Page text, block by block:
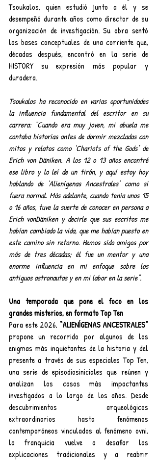
Tsoukalos, quien estudió junto a él y se
desempeñó durante años como director de su
organización de investigación. Su obra sentó
las bases conceptuales de una corriente que,
décadas después, encontró en la serie de
HISTORY su expresión más popular y
duradera.
Tsoukalos ha reconocido en varias oportunidades
la influencia fundamental del escritor en su
carrera: “Cuando era muy joven, mi abuela me
contaba historias antes de dormir mezcladas con
mitos y relatos como ‘Chariots of the Gods’ de
Erich von Däniken. A los 12 o 13 años encontré
ese libro y lo leí de un tirón, y aquí estoy hoy
hablando de ‘Alienígenas Ancestrales’ como si
fuera normal. Más adelante, cuando tenía unos 15
o 16 años, tuve la suerte de conocer en persona a
Erich vonDäniken y decirle que sus escritos me
habían cambiado la vida, que me habían puesto en
este camino sin retorno. Hemos sido amigos por
más de tres décadas; él fue un mentor y una
enorme influencia en mi enfoque sobre los
antiguos astronautas y en mi labor en la serie”.
Una temporada que pone el foco en los
grandes misterios, en formato Top Ten
Para este 2026, “ALIENÍGENAS ANCESTRALES”
propone un recorrido por algunos de los
enigmas más inquietantes de la historia y del
presente a través de sus especiales Top Ten,
una serie de episodiosiniciales que reúnen y
analizan los casos más impactantes
investigados a lo largo de los años. Desde
descubrimientos arqueológicos
extraordinarios hasta fenómenos
contemporáneos vinculados al fenómeno ovni,
la franquicia vuelve a desafiar las
explicaciones tradicionales y a reabrir